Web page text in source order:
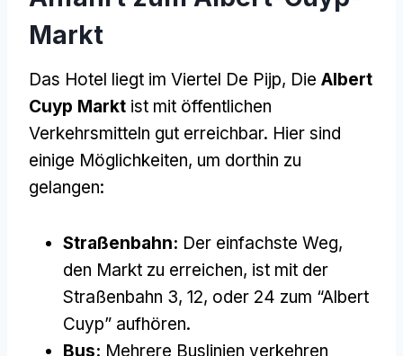
Markt
Das Hotel liegt im Viertel De Pijp, Die Albert
Cuyp Markt ist mit öffentlichen
Verkehrsmitteln gut erreichbar. Hier sind
einige Möglichkeiten, um dorthin zu
gelangen:
Straßenbahn: Der einfachste Weg,
den Markt zu erreichen, ist mit der
Straßenbahn 3, 12, oder 24 zum “Albert
Cuyp” aufhören.
Bus: Mehrere Buslinien verkehren